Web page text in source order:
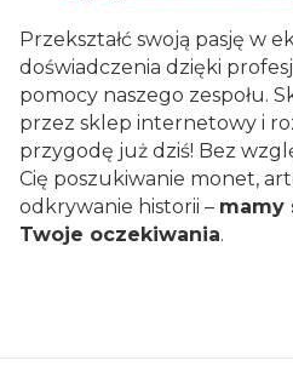
Przekształć swoją pasję w
doświadczenia dzięki
pomocy naszego zespołu.
przez sklep internetowy i
przygodę już dziś! Bez
Cię poszukiwanie monet,
odkrywanie historii – mamy
Twoje oczekiwania.